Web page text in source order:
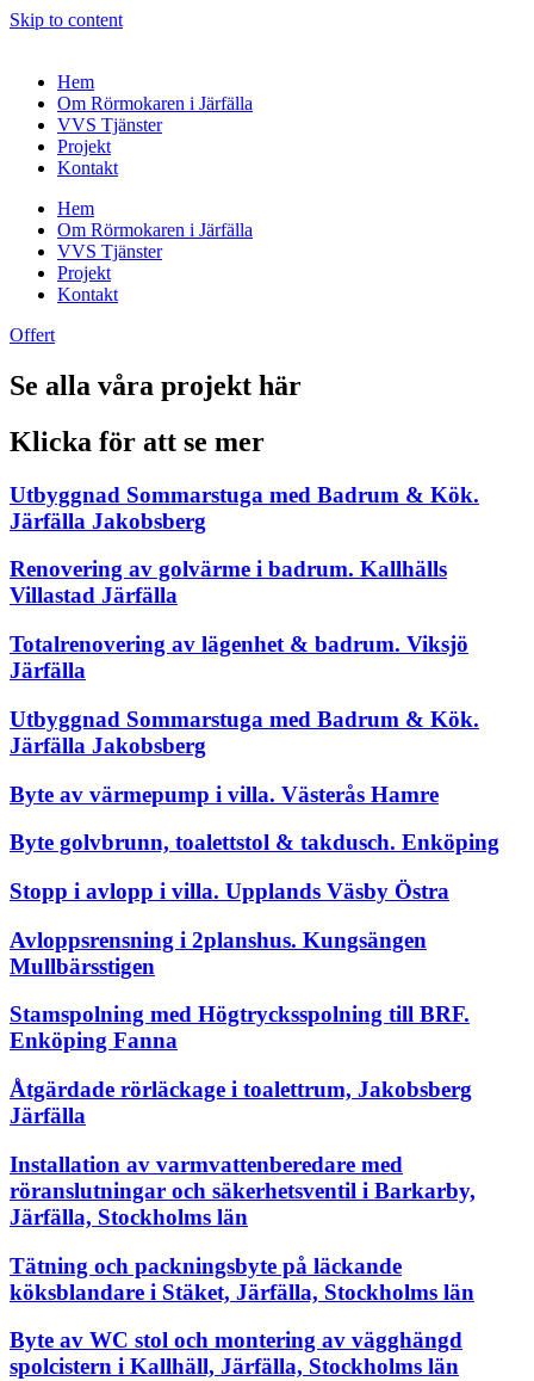
Skip to content
Hem
Om Rörmokaren i Järfälla
VVS Tjänster
Projekt
Kontakt
Hem
Om Rörmokaren i Järfälla
VVS Tjänster
Projekt
Kontakt
Offert
Se alla våra projekt här
Klicka för att se mer
Utbyggnad Sommarstuga med Badrum & Kök.
Järfälla Jakobsberg
Renovering av golvärme i badrum. Kallhälls
Villastad Järfälla
Totalrenovering av lägenhet & badrum. Viksjö
Järfälla
Utbyggnad Sommarstuga med Badrum & Kök.
Järfälla Jakobsberg
Byte av värmepump i villa. Västerås Hamre
Byte golvbrunn, toalettstol & takdusch. Enköping
Stopp i avlopp i villa. Upplands Väsby Östra
Avloppsrensning i 2planshus. Kungsängen
Mullbärsstigen
Stamspolning med Högtrycksspolning till BRF.
Enköping Fanna
Åtgärdade rörläckage i toalettrum, Jakobsberg
Järfälla
Installation av varmvattenberedare med
röranslutningar och säkerhetsventil i Barkarby,
Järfälla, Stockholms län
Tätning och packningsbyte på läckande
köksblandare i Stäket, Järfälla, Stockholms län
Byte av WC stol och montering av vägghängd
spolcistern i Kallhäll, Järfälla, Stockholms län